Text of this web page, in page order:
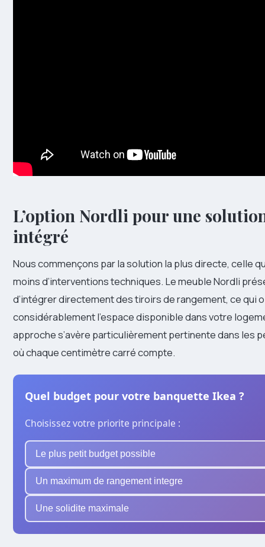
L’option Nordli pour une
intégré
Nous commençons par la solution la plus directe, celle
moins d’interventions techniques. Le meuble Nordli
d’intégrer directement des tiroirs de rangement, ce qui
considérablement l’espace disponible dans votre
approche s’avère particulièrement pertinente dans les
où chaque centimètre carré compte.
Quel budget pour votre banquette Ikea ?
Choisissez votre priorite principale :
Le plus petit budget possible
Un maximum de rangement integre
Une solidite maximale